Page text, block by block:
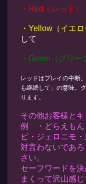
・Red（レッド）
・Yellow（イエロ
して
・Green（グリー
レッドはプレイの中断
も継続して」の意味。
ります。
その他お客様と
例 ・どらえもん
ビ・ジェロニモ
対言わないであ
さい。
セーフワードを
まくって沢山感